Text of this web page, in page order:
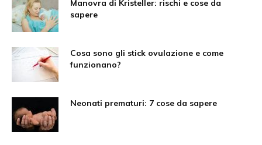
Manovra di Kristeller: rischi e cose da
sapere
Cosa sono gli stick ovulazione e come
funzionano?
Neonati prematuri: 7 cose da sapere